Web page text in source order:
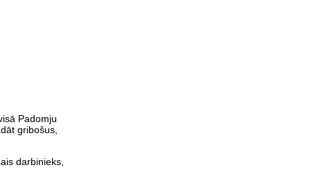
Padomju
gribošus,
darbinieks,